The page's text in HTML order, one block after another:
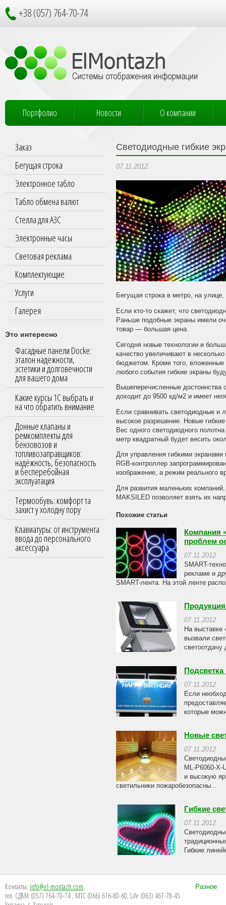
+38 (057) 764-70-74
Портфолио Новости О компании
Заказ
Бегущая строка
Электронное табло
Табло обмена валют
Стелла для АЗС
Электронные часы
Световая реклама
Комплектующие
Услуги
Галерея
Это интересно
Фасадные панели Docke:
эталон надежности,
эстетики и долговечности
для вашего дома
Какие курсы 1С выбрать и
на что обратить внимание
Донные клапаны и
ремкомплекты для
бензовозов и
топливозаправщиков:
надёжность, безопасность
и бесперебойная
эксплуатация
Термообувь: комфорт та
захист у холодну пору
Клавиатуры: от инструмента
ввода до персонального
аксессуара
Светодиодные гибкие
07.11.2012
Бегущая строка в метро, на
Если кто-то скажет, что
Раньше подобные экраны имели
товар — большая цена.
Сегодня новые технологии и
качество увеличивают в
бюджетом. Кроме того, вложенные
любого события гибкие экраны
Вышеперечисленные достоинства
доходит до 9500 кд/м2 и имеет
Если сравнивать светодиодные и
высокое разрешение. Новые
Вес одного светодиодного
метр квадратный будет весить
Для управления гибкими
RGB-контроллер
изображение, а режим реального
Для развития маленьких
MAKSILED позволяет взять их
Похожие статьи
Компания
проблем
07.11.2012
SMART-
рекламе и
SMART-лента. На этой ленте
07.11.2012
На выставке
вызвали
07.11.2012
Если
которые
Новые
07.11.2012
ML-P6060-X-
и высокую
светильники пожаробезопасны...
Гибкие
07.11.2012
Гибкие
Контакты: info@el-montazh.com,
тел. СДМА (057) 764-70-74 , МТС (066) 616-80-60, Life (063) 461-78-45
Разное